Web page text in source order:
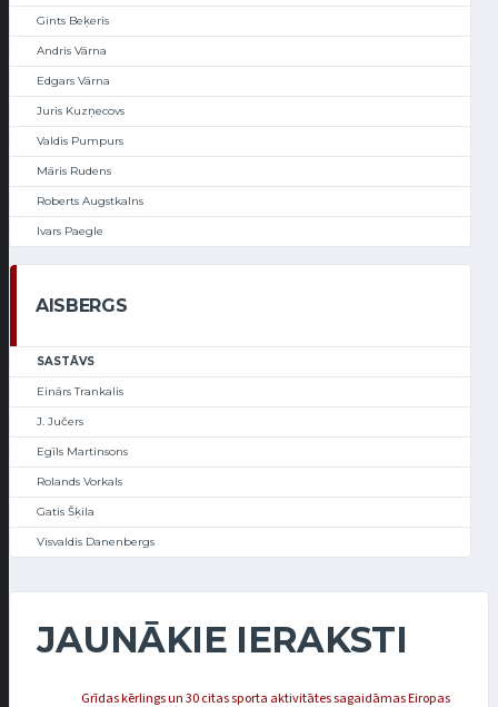
Gints Beķeris
Andris Vārna
Edgars Vārna
Juris Kuzņecovs
Valdis Pumpurs
Māris Rudens
Roberts Augstkalns
Ivars Paegle
AISBERGS
SASTĀVS
Einārs Trankalis
J. Jučers
Egīls Martinsons
Rolands Vorkals
Gatis Šķila
Visvaldis Danenbergs
JAUNĀKIE IERAKSTI
Grīdas kērlings un 30 citas sporta aktivitātes sagaidāmas Eiropas